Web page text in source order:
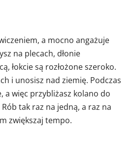
a mocno angażuje
na plecach, dłonie
łokcie są rozłożone szeroko.
i unosisz nad ziemię. Podczas
a więc przybliżasz kolano do
Rób tak raz na jedną, a raz na
zwiększaj tempo.